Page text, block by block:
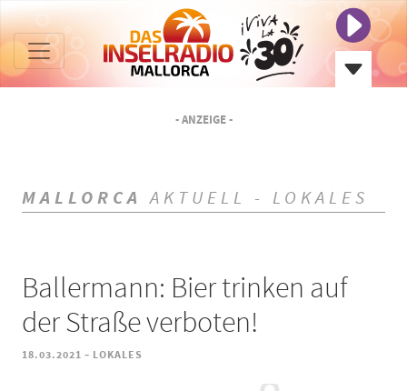
- ANZEIGE -
MALLORCA AKTUELL - LOKALES
Ballermann: Bier trinken auf
der Straße verboten!
18.03.2021 - LOKALES